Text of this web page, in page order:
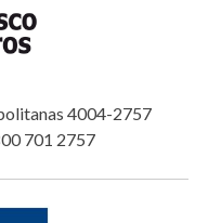
4004-2757
701 2757